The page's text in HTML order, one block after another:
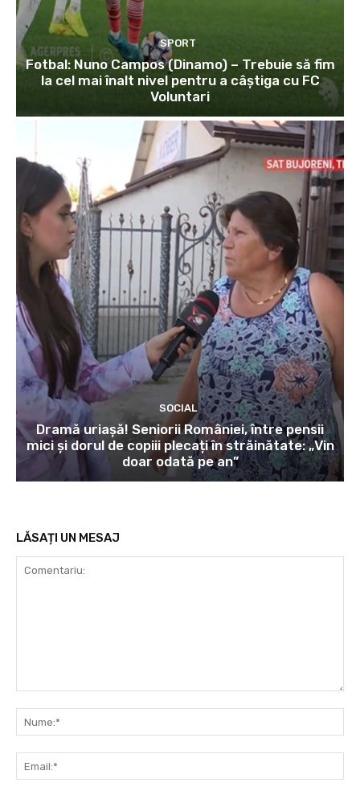
SPORT
Fotbal: Nuno Campos (Dinamo) – Trebuie să fim
la cel mai înalt nivel pentru a câștiga cu FC
Voluntari
SOCIAL
Dramă uriașă! Seniorii României, între pensii
mici și dorul de copiii plecați în străinătate: „Vin
doar odată pe an”
LĂSAȚI UN MESAJ